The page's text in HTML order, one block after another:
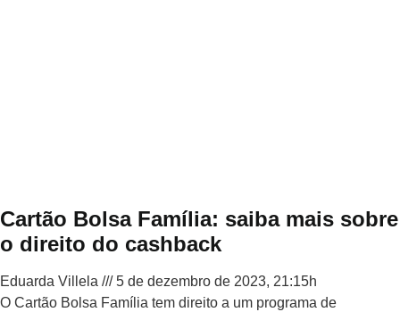
Cartão Bolsa Família: saiba mais sobre
o direito do cashback
Eduarda Villela
5 de dezembro de 2023, 21:15h
O Cartão Bolsa Família tem direito a um programa de